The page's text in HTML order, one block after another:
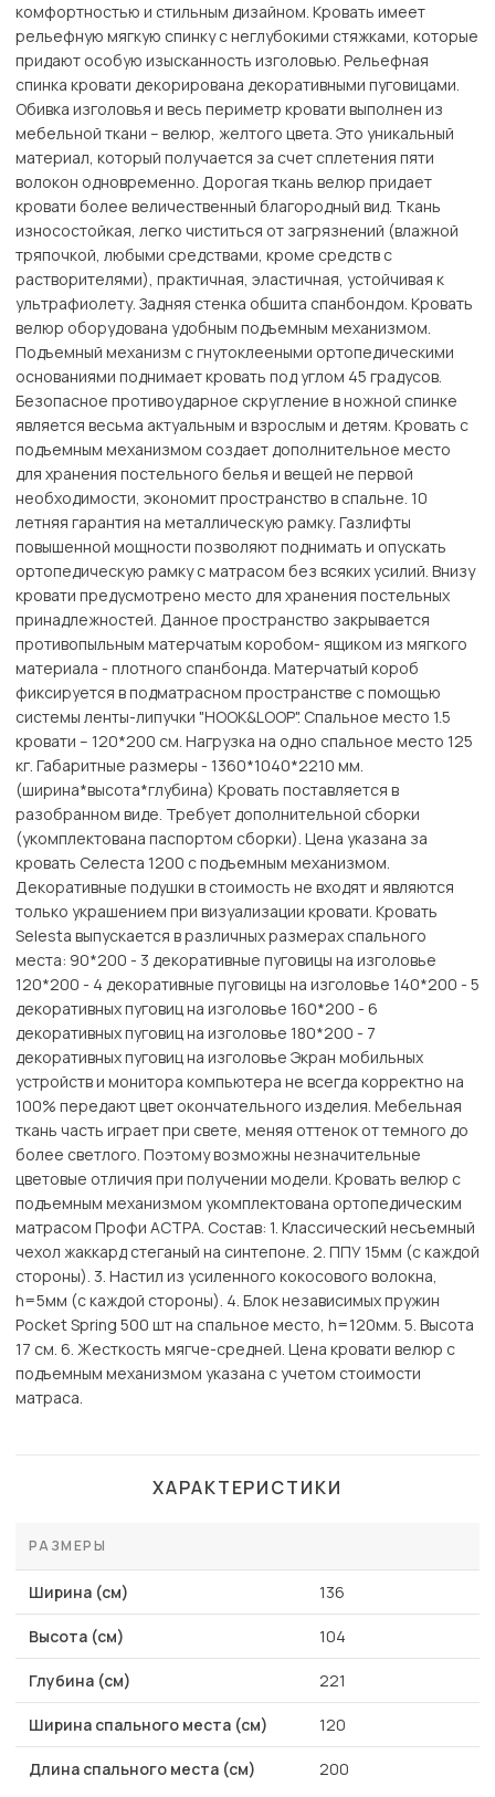
комфортностью и стильным дизайном. Кровать имеет
рельефную мягкую спинку с неглубокими стяжками, которые
придают особую изысканность изголовью. Рельефная
спинка кровати декорирована декоративными пуговицами.
Обивка изголовья и весь периметр кровати выполнен из
мебельной ткани – велюр, желтого цвета. Это уникальный
материал, который получается за счет сплетения пяти
волокон одновременно. Дорогая ткань велюр придает
кровати более величественный благородный вид. Ткань
износостойкая, легко чиститься от загрязнений (влажной
тряпочкой, любыми средствами, кроме средств с
растворителями), практичная, эластичная, устойчивая к
ультрафиолету. Задняя стенка обшита спанбондом. Кровать
велюр оборудована удобным подъемным механизмом.
Подъемный механизм с гнутоклееными ортопедическими
основаниями поднимает кровать под углом 45 градусов.
Безопасное противоударное скругление в ножной спинке
является весьма актуальным и взрослым и детям. Кровать с
подъемным механизмом создает дополнительное место
для хранения постельного белья и вещей не первой
необходимости, экономит пространство в спальне. 10
летняя гарантия на металлическую рамку. Газлифты
повышенной мощности позволяют поднимать и опускать
ортопедическую рамку с матрасом без всяких усилий. Внизу
кровати предусмотрено место для хранения постельных
принадлежностей. Данное пространство закрывается
противопыльным матерчатым коробом- ящиком из мягкого
материала - плотного спанбонда. Матерчатый короб
фиксируется в подматрасном пространстве с помощью
системы ленты-липучки "HOOK&LOОP". Спальное место 1.5
кровати – 120*200 см. Нагрузка на одно спальное место 125
кг. Габаритные размеры - 1360*1040*2210 мм.
(ширина*высота*глубина) Кровать поставляется в
разобранном виде. Требует дополнительной сборки
(укомплектована паспортом сборки). Цена указана за
кровать Селеста 1200 с подъемным механизмом.
Декоративные подушки в стоимость не входят и являются
только украшением при визуализации кровати. Кровать
Selesta выпускается в различных размерах спального
места: 90*200 - 3 декоративные пуговицы на изголовье
120*200 - 4 декоративные пуговицы на изголовье 140*200 - 5
декоративных пуговиц на изголовье 160*200 - 6
декоративных пуговиц на изголовье 180*200 - 7
декоративных пуговиц на изголовье Экран мобильных
устройств и монитора компьютера не всегда корректно на
100% передают цвет окончательного изделия. Мебельная
ткань часть играет при свете, меняя оттенок от темного до
более светлого. Поэтому возможны незначительные
цветовые отличия при получении модели. Кровать велюр с
подъемным механизмом укомплектована ортопедическим
матрасом Профи АСТРА. Состав: 1. Классический несъемный
чехол жаккард стеганый на синтепоне. 2. ППУ 15мм (с каждой
стороны). 3. Настил из усиленного кокосового волокна,
h=5мм (с каждой стороны). 4. Блок независимых пружин
Pocket Spring 500 шт на спальное место, h=120мм. 5. Высота
17 см. 6. Жесткость мягче-средней. Цена кровати велюр с
подъемным механизмом указана с учетом стоимости
матраса.
ХАРАКТЕРИСТИКИ
РАЗМЕРЫ
Ширина (см) 136
Высота (см) 104
Глубина (см) 221
Ширина спального места (см) 120
Длина спального места (см) 200